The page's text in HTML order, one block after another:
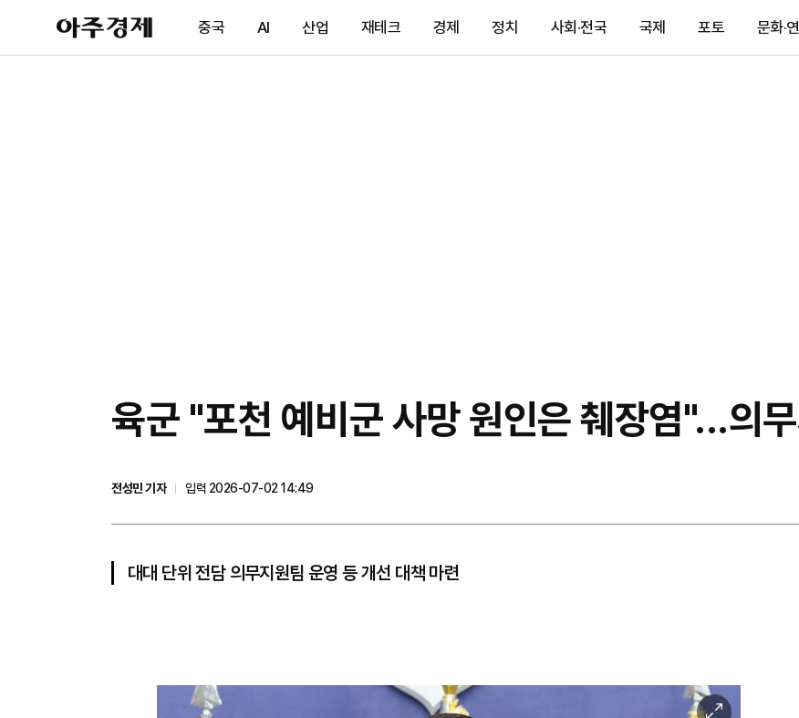
아
주
제
중국 AI 산업 재테크 경제 정치 사회·전국 국제 포토 문화·
육군 "포천 예비군 사망 원인은 췌장염"...의
전성민 기자
입력 2026-07-02 14:49
대대 단위 전담 의무지원팀 운영 등 개선 대책 마련
이